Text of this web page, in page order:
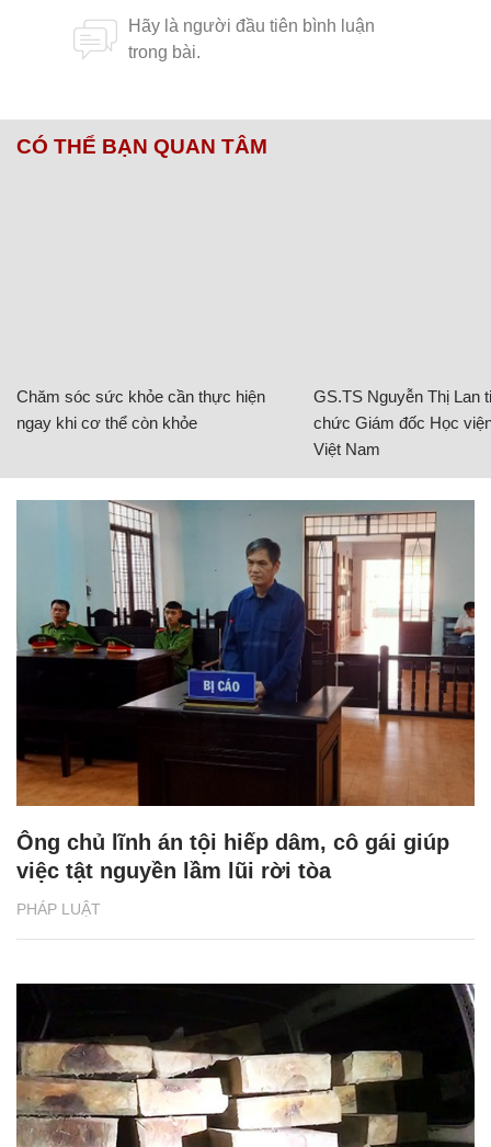
CÓ THỂ BẠN QUAN TÂM
Chăm sóc sức khỏe cần thực hiện
ngay khi cơ thể còn khỏe
GS.TS Nguyễn Thị Lan
chức Giám đốc Học
Việt Nam
PHÁP LUẬT
Ông chủ lĩnh án tội hiếp dâm, cô gái giúp
việc tật nguyền lầm lũi rời tòa